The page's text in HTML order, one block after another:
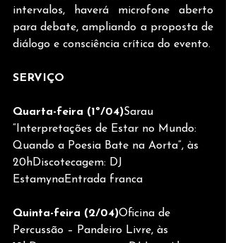
intervalos, haverá microfone aberto
para debate, ampliando a proposta de
diálogo e consciência crítica do evento.
SERVIÇO
Quarta-feira (1º/04)Sarau
“Interpretações de Estar no Mundo:
Quando a Poesia Bate na Aorta”, às
20hDiscotecagem: DJ
EstamynaEntrada franca
Quinta-feira (2/04)Oficina de
Percussão – Pandeiro Livre, às